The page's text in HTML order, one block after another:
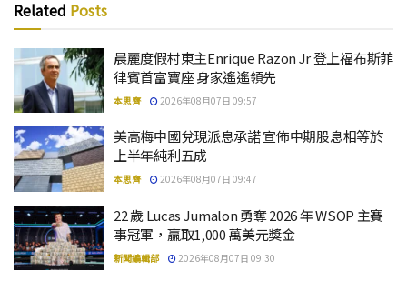
Related Posts
晨麗度假村東主Enrique Razon Jr 登上福布斯菲
律賓首富寶座 身家遙遙領先
本思齊 2026年08月07日 09:57
美高梅中國兌現派息承諾 宣佈中期股息相等於
上半年純利五成
本思齊 2026年08月07日 09:47
22 歲 Lucas Jumalon 勇奪 2026 年 WSOP 主賽
事冠軍，贏取1,000 萬美元獎金
新聞編輯部 2026年08月07日 09:30